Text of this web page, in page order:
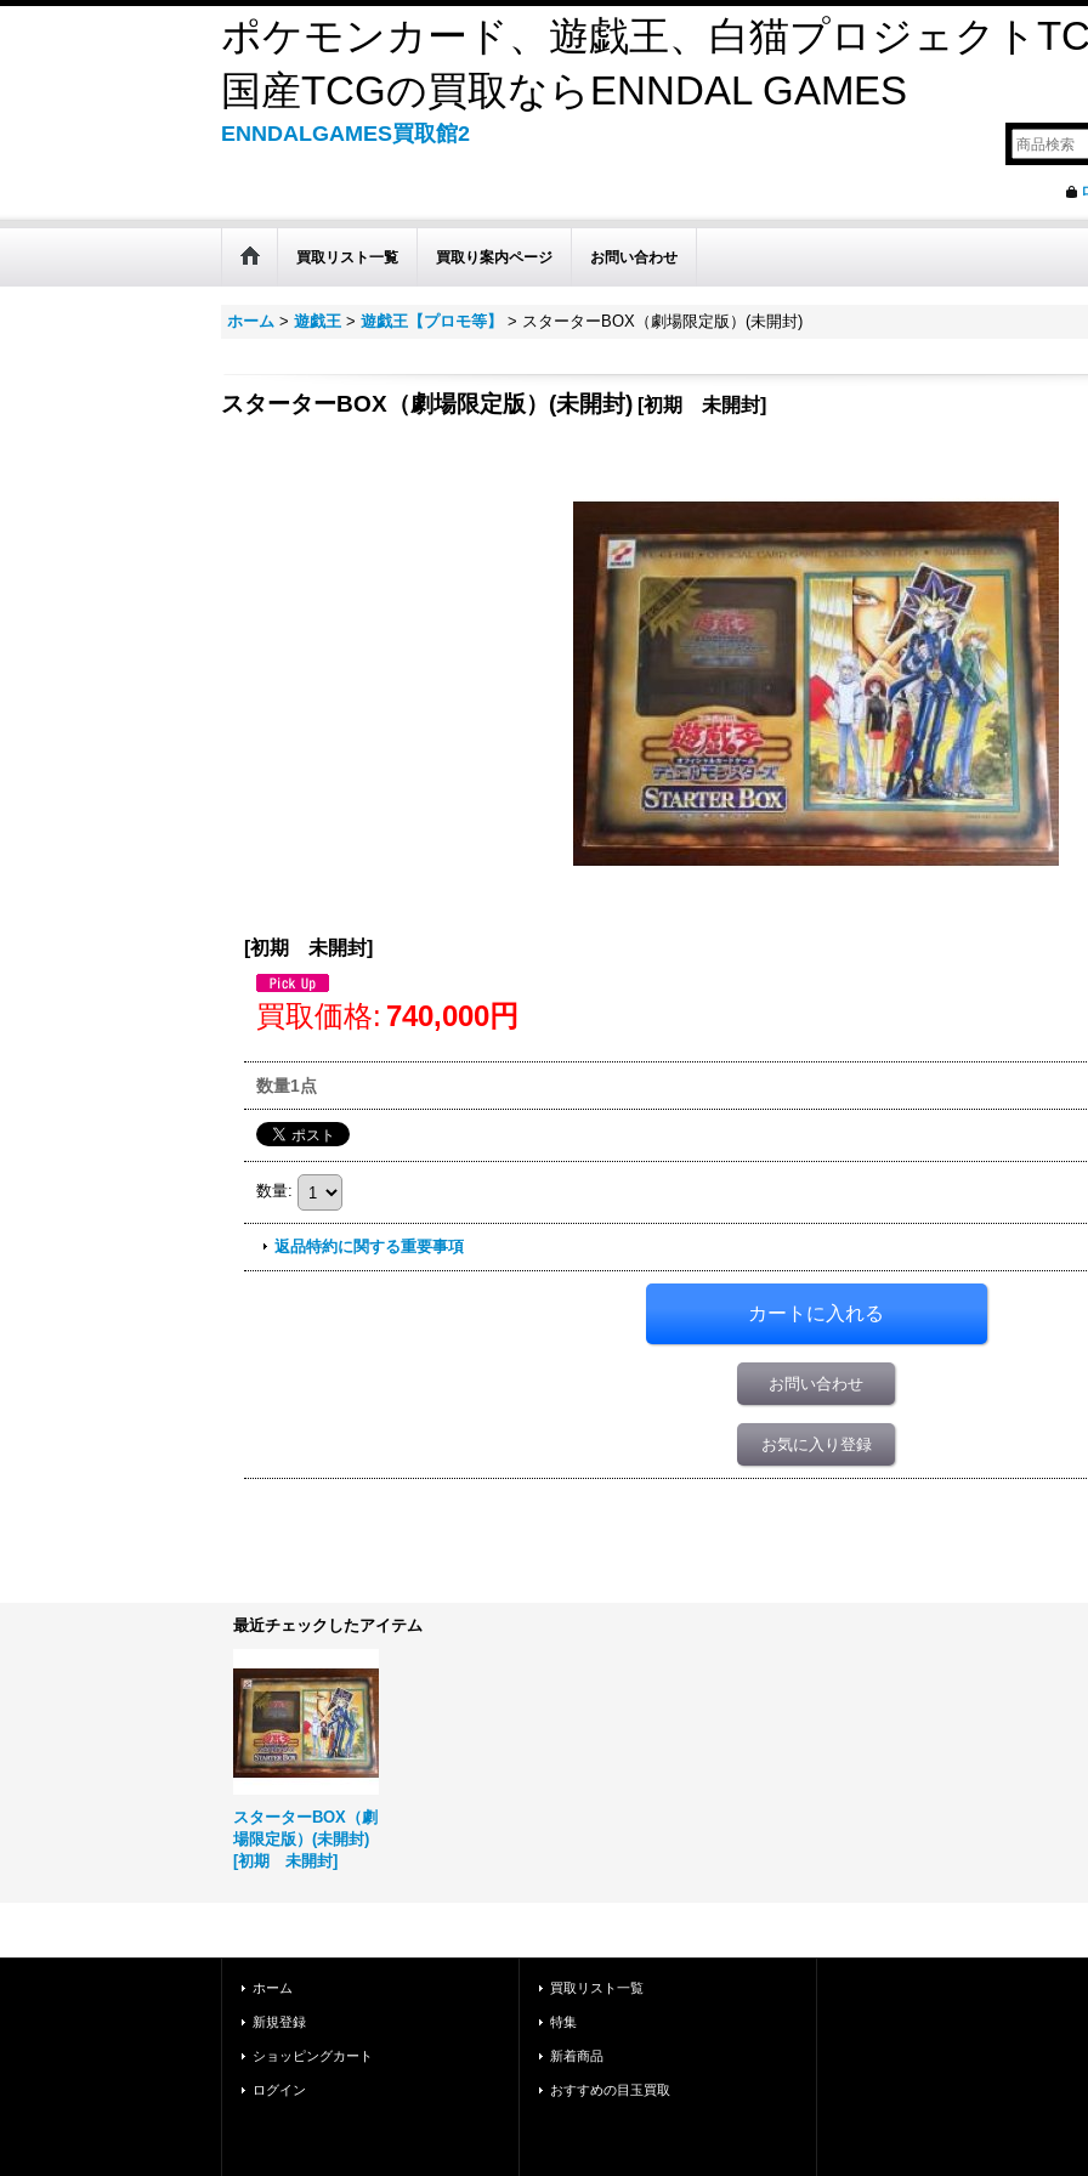
ポケモンカード、遊戯王、白猫プロジェクト
国産TCGの買取ならENNDAL GAMES
ENNDALGAMES買取館2
買取リスト一覧 買取り案内ページ お問い合わせ
ホーム > 遊戯王 > 遊戯王【プロモ等】 > スターターBOX（劇場限定版）(未開封)
スターターBOX（劇場限定版）(未開封) [初期 未開封]
[初期 未開封]
買取価格: 740,000円
数量1点
数量:
返品特約に関する重要事項
お問い合わせ
お気に入り登録
最近チェックしたアイテム
スターターBOX（劇
場限定版）(未開封)
[初期 未開封]
ホーム
新規登録
ショッピングカート
ログイン
買取リスト一覧
特集
新着商品
おすすめの目玉買取